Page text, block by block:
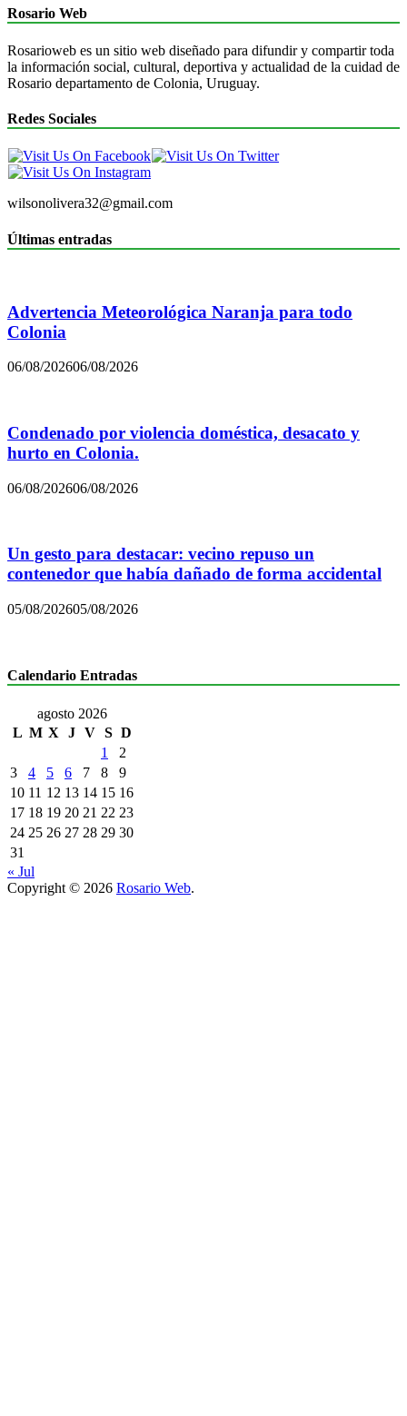
Rosario Web
Rosarioweb es un sitio web diseñado para difundir y compartir toda
la información social, cultural, deportiva y actualidad de la cuidad de
Rosario departamento de Colonia, Uruguay.
Redes Sociales
wilsonolivera32@gmail.com
Últimas entradas
Advertencia Meteorológica Naranja para todo
Colonia
06/08/202606/08/2026
Condenado por violencia doméstica, desacato y
hurto en Colonia.
06/08/202606/08/2026
Un gesto para destacar: vecino repuso un
contenedor que había dañado de forma accidental
05/08/202605/08/2026
Calendario Entradas
agosto 2026
L M X J V S D
1
2
3
4 5 6 7 8
9
10 11 12 13 14 15 16
17 18 19 20 21 22 23
24 25 26 27 28 29 30
31
« Jul
Copyright © 2026 Rosario Web.